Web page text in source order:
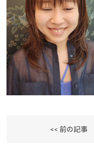
<< 前の記事